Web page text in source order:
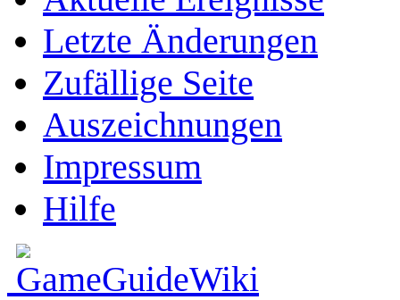
Letzte Änderungen
Zufällige Seite
Auszeichnungen
Impressum
Hilfe